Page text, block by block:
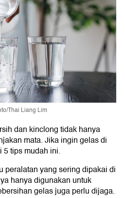
Thai Liang Lim
dan kinclong tidak hanya
mata. Jika ingin gelas di
5 tips mudah ini.
peralatan yang sering dipakai di
hanya digunakan untuk
gelas juga perlu dijaga.